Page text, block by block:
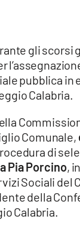
gli scorsi
pubblica in
Calabria.
Comunale,
di
Pia Porcino,
Sociali del
della
Calabria.